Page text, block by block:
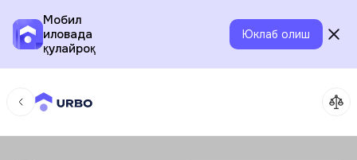
Мобил
иловада
қулайроқ
Юклаб олиш